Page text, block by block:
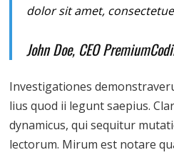
dolor sit amet,
John Doe, CEO
Investigationes
lius quod ii legunt saepius.
dynamicus, qui sequitur
lectorum. Mirum est notare